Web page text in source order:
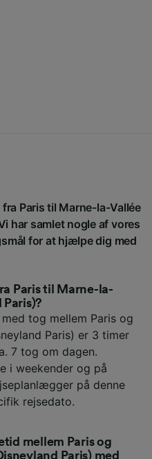
Paris til Marne-la-Vallée
har samlet nogle af vores
for at hjælpe dig med
Paris til Marne-la-
Paris)?
tog mellem Paris og
Paris) er 3 timer
7 tog om dagen.
i weekender og på
på denne
rejsedato.
mellem Paris og
Paris) med